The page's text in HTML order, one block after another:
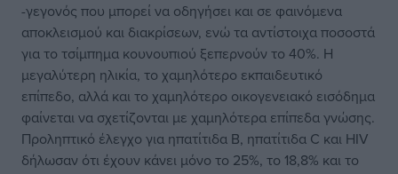
-γεγονός που μπορεί να οδηγήσει και σε φαινόμενα
αποκλεισμού και διακρίσεων, ενώ τα αντίστοιχα ποσοστά
για το τσίμπημα κουνουπιού ξεπερνούν το 40%. Η
μεγαλύτερη ηλικία, το χαμηλότερο εκπαιδευτικό
επίπεδο, αλλά και το χαμηλότερο οικογενειακό εισόδημα
φαίνεται να σχετίζονται με χαμηλότερα επίπεδα γνώσης.
Προληπτικό έλεγχο για ηπατίτιδα Β, ηπατίτιδα C και HIV
δήλωσαν ότι έχουν κάνει μόνο το 25%, το 18,8% και το